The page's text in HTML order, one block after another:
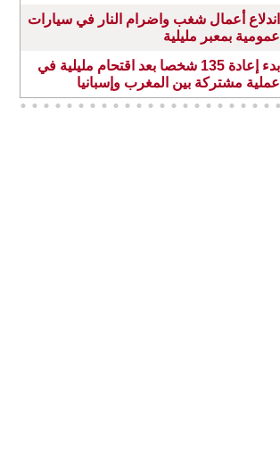
اندلاع أعمال شغب واضرام النار في سيارات
عمومية بمعبر مليلية
بدء إعادة 135 شخصا بعد اقتحام مليلية في
عملية مشتركة بين المغرب وإسبانيا